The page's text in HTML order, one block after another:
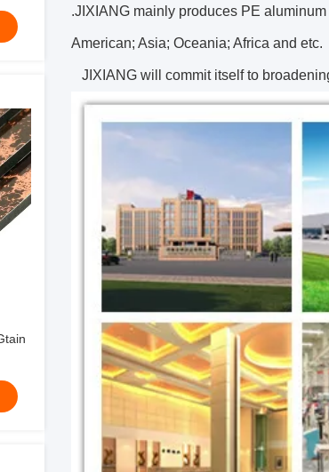
.JIXIANG mainly produces PE
American; Asia; Oceania; Africa and etc.
JIXIANG will commit itself to